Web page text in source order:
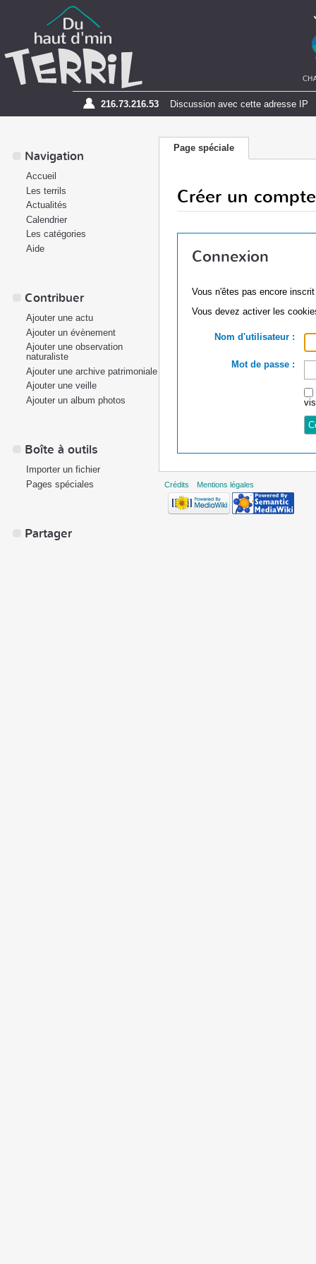
216.73.216.53 Discussion avec cette adresse IP
Page spéciale
Créer un
Connexion
Vous n'êtes pas encore
Vous devez activer les
Nom d'utilisateur :
Mot de passe :
Navigation
Accueil
Les terrils
Actualités
Calendrier
Les catégories
Aide
Contribuer
Ajouter une actu
Ajouter un évènement
Ajouter une observation
naturaliste
Ajouter une archive patrimoniale
Ajouter une veille
Ajouter un album photos
Boîte à outils
Importer un fichier
Pages spéciales
Partager
Crédits Mentions légales